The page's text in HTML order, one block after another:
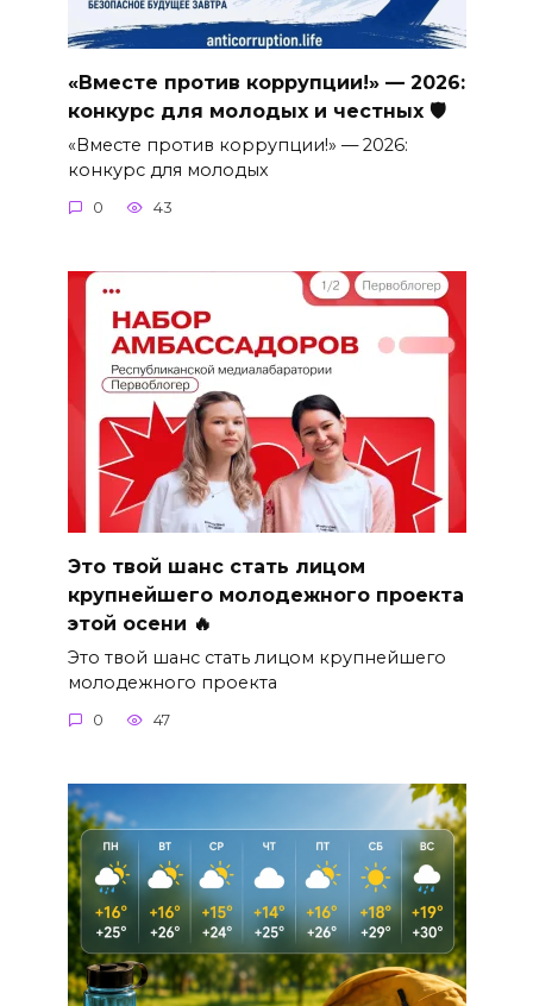
«Вместе против коррупции!» — 2026:
конкурс для молодых и честных 🛡
«Вместе против коррупции!» — 2026:
конкурс для молодых
0 43
Это твой шанс стать лицом
крупнейшего молодежного проекта
этой осени 🔥
Это твой шанс стать лицом крупнейшего
молодежного проекта
0 47